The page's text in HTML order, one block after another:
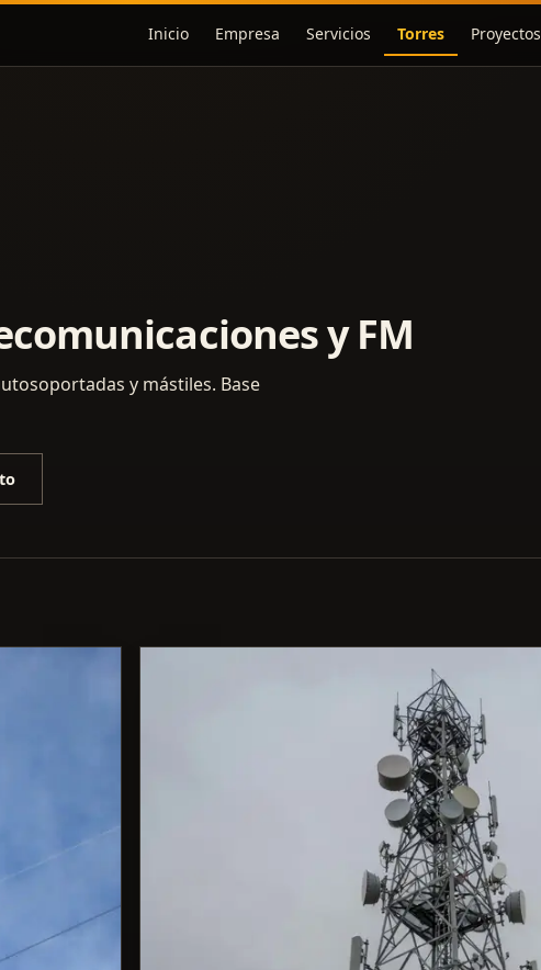
Inicio Empresa Servicios Torres Proyectos
y FM
y mástiles. Base